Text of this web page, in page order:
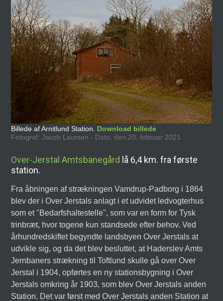
Billede af Arnitlund Station. Download billede
Fotograf: Jacob Laursen - Dato: den 20. februar 2021
Over-Jerstal Amtsbanegård lå 6,4 km. fra første
station.
Fra åbningen af strækningen Vamdrup-Padborg i 1864
blev der i Over Jerstals anlagt i et udvidet ledvogterhus
som et "Bedarfshaltestelle", som var en form for Tysk
trinbræt, hvor togene kun standsede efter behov. Ved
århundredskiftet begyndte landsbyen Over Jerstals at
udvikle sig, og da det blev besluttet, at Haderslev Amts
Jernbaners strækning til Toftlund skulle gå over Over
Jerstal i 1904, opførtes en ny stationsbygning i Over
Jerstals omkring år 1903, som blev Over Jerstals anden
Station. Det var først med Over Jerstals anden Station at